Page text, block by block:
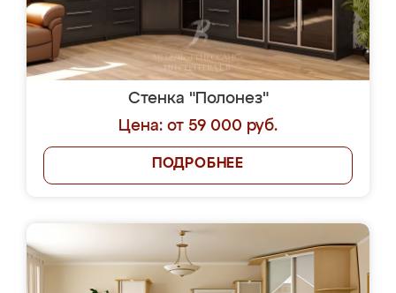
Стенка "Полонез"
Цена: от 59 000 руб.
ПОДРОБНЕЕ